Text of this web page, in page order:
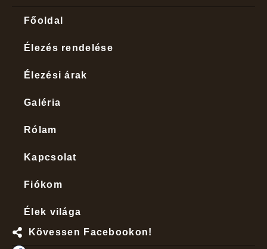
Főoldal
Élezés rendelése
Élezési árak
Galéria
Rólam
Kapcsolat
Fiókom
Élek világa
Kövessen Facebookon!